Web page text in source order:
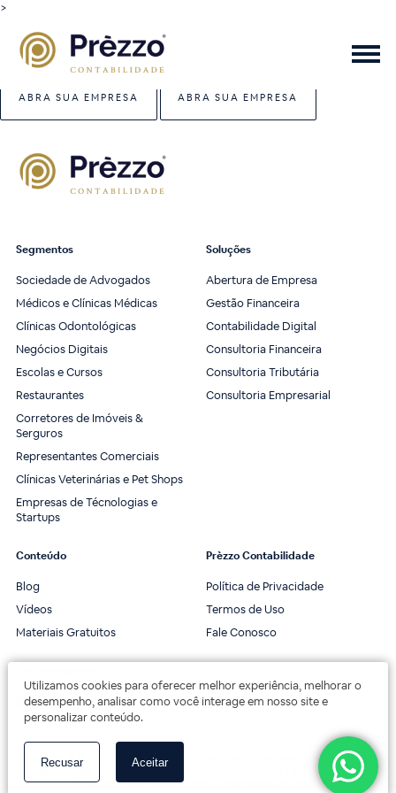
>
Utilizamos cookies para oferecer melhor experiência, melhorar o
desempenho, analisar como você interage em nosso site e
personalizar conteúdo.
Recusar Aceitar
ABRA SUA EMPRESA ABRA SUA EMPRESA
Segmentos
Sociedade de Advogados
Médicos e Clínicas Médicas
Clínicas Odontológicas
Negócios Digitais
Escolas e Cursos
Restaurantes
Corretores de Imóveis &
Serguros
Representantes Comerciais
Clínicas Veterinárias e Pet Shops
Empresas de Técnologias e
Startups
Soluções
Abertura de Empresa
Gestão Financeira
Contabilidade Digital
Consultoria Financeira
Consultoria Tributária
Consultoria Empresarial
Conteúdo
Blog
Vídeos
Materiais Gratuitos
Prèzzo Contabilidade
Política de Privacidade
Termos de Uso
Fale Conosco
© 2020 Prèzzo Contabilidade. Todos os direitos reservados.
Av. das Américas, 3443, 2º andar, Bloco 3B, Sala 202. Barra da Tijuca, Rio de Janeiro.
Av. das Américas, 18000 - Centro Empresarial One Offices.